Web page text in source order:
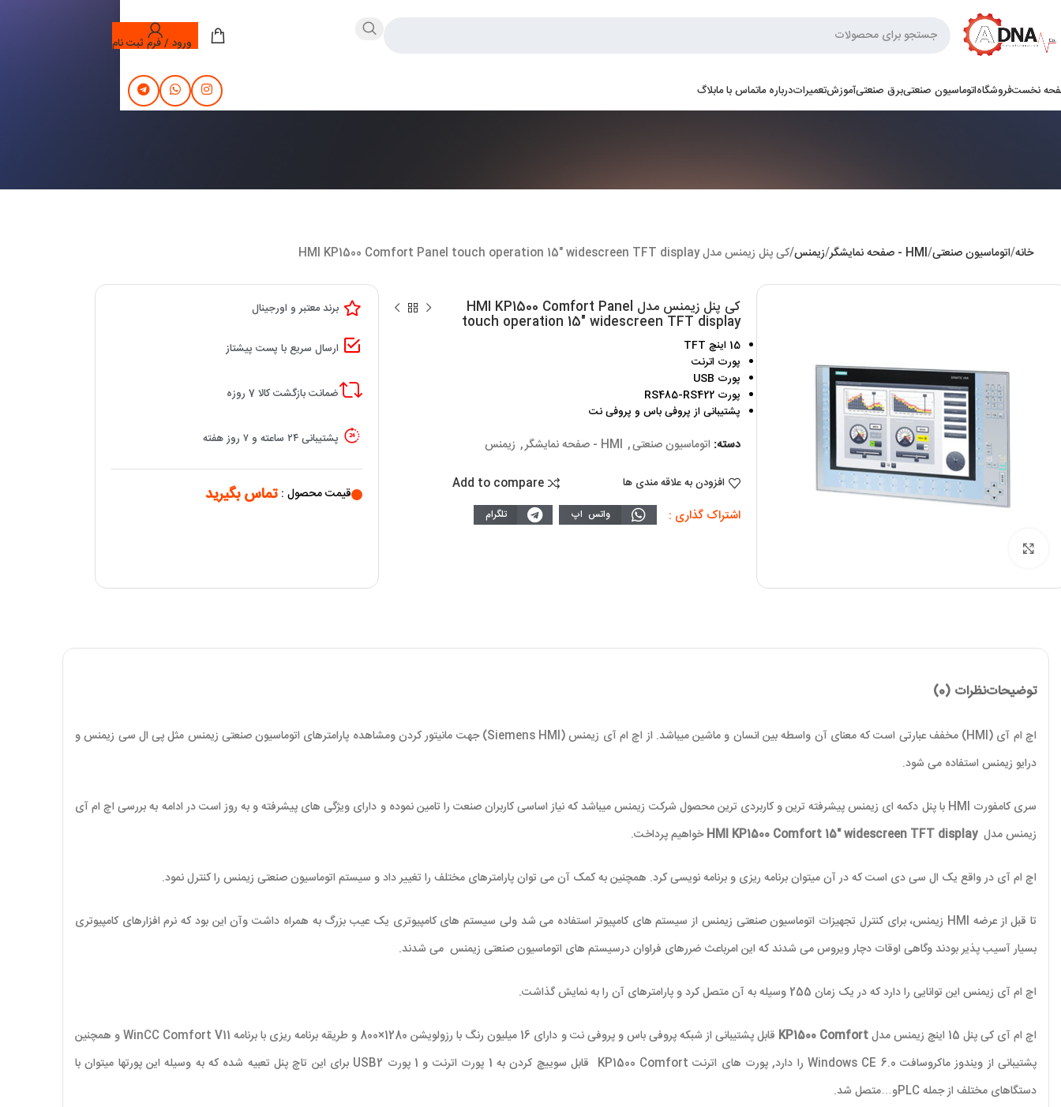
ورود / فرم ثبت نام
نخستفروشگاهاتوماسیون صنعتیبرق صنعتیآموزشتعمیراتدرباره ماتماس با مابلاگ
خانه اتوماسیون صنعتی HMI - صفحه نمایشگر زیمنس کی پنل زیمنس مدل HMI KP1500 Comfort Panel touch operation 15″ widescreen TFT display
کی پنل زیمنس مدل HMI KP1500 Comfort Panel
touch operation 15″ widescreen TFT display
15 اینچ TFT
پورت اترنت
پورت USB
پورت RS485-RS422
پشتیبانی از پروفی باس و پروفی نت
دسته: اتوماسیون صنعتی, HMI - صفحه نمایشگر , زیمنس
افزودن به علاقه مندی ها Add to compare
اشتراک گذاری : واتس اپ تلگرام
برند معتبر و اورجینال
ارسال سریع با پست پیشتاز
ضمانت بازگشت کالا 7 روزه
پشتیبانی ۲۴ ساعته و ۷ روز هفته
قیمت محصول : تماس بگیرید
توضیحاتنظرات (0)
اچ ام آی (HMI) مخفف عبارتی است که معنای آن واسطه بین انسان و ماشین میباشد. از اچ ام آی زیمنس (Siemens HMI) جهت مانیتور کردن ومشاهده پارامترهای اتوماسیون صنعتی زیمنس مثل پی ال سی زیمنس و
درایو زیمنس استفاده می شود.
سری کامفورت HMI با پنل دکمه ای زیمنس پیشرفته ترین و کاربردی ترین محصول شرکت زیمنس میباشد که نیاز اساسی کاربران صنعت را تامین نموده و دارای ویژگی های پیشرفته و به روز است در ادامه به بررسی اچ ام آی
زیمنس مدلHMI KP1500 Comfort 15″ widescreen TFT displayخواهیم پرداخت.
اچ ام آی در واقع یک ال سی دی است که در آن میتوان برنامه ریزی و برنامه نویسی کرد. همچنین به کمک آن می توان پارامترهای مختلف را تغییر داد و سیستم اتوماسیون صنعتی زیمنس را کنترل نمود.
تا قبل از عرضه HMI زیمنس، برای کنترل تجهیزات اتوماسیون صنعتی زیمنس از سیستم های کامپیوتر استفاده می شد ولی سیستم های کامپیوتری یک عیب بزرگ به همراه داشت وآن این بود که نرم افزارهای کامپیوتری
بسیار آسیب پذیر بودند وگاهی اوقات دچار ویروس می شدند که این امرباعث ضررهای فراوان درسیستم های اتوماسیون صنعتی زیمنس می شدند.
اچ ام آی زیمنس این توانایی را دارد که در یک زمان 255 وسیله به آن متصل کرد و پارامترهای آن را به نمایش گذاشت.
اچ ام آی کی پنل 15 اینچ زیمنس مدل KP1500 Comfort
قابل پشتیبانی از شبکه پروفی باس و پروفی نت و دارای 16 میلیون رنگ با رزولویشن 1280×800 و طریقه برنامه ریزی با برنامه WinCC Comfort V11 و همچنین
پشتیبانی از ویندوز ماکروسافت Windows CE 6.0 را دارد, پورت های اترنت KP1500 Comfort قابل سوییچ کردن به 1 پورت اترنت و 1 پورت USB2 برای این تاچ پنل تعبیه شده که به وسیله این پورتها میتوان با
دستگاهای مختلف از جمله PLCو…متصل شد.